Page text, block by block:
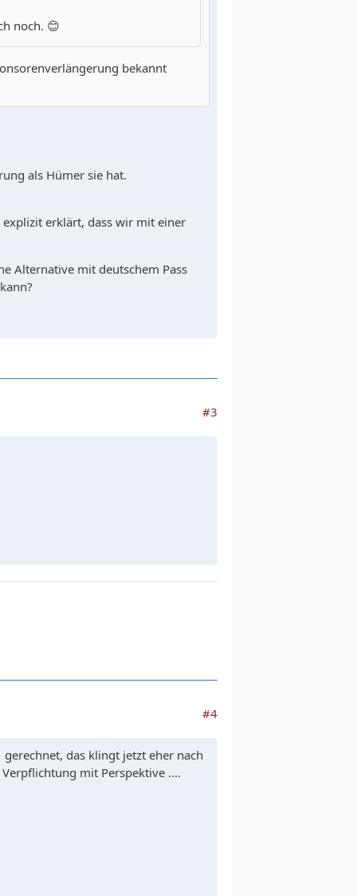
noch. 😊
bekannt
als Hümer sie hat.
explizit erklärt, dass wir mit einer
Alternative mit deutschem Pass
#3
#4
das klingt jetzt eher nach
mit Perspektive ....